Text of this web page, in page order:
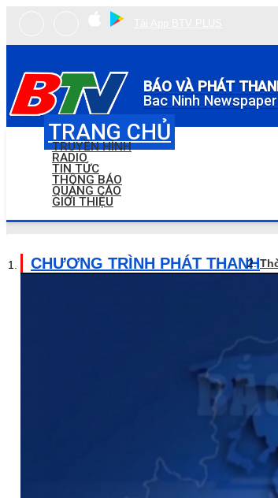
BÁO VÀ PHÁT
Bac Ninh
TRANG CHỦ
TRUYỀN HÌNH
RADIO
TIN TỨC
THÔNG BÁO
QUẢNG CÁO
GIỚI THIỆU
CHƯƠNG TRÌNH PHÁT THANH